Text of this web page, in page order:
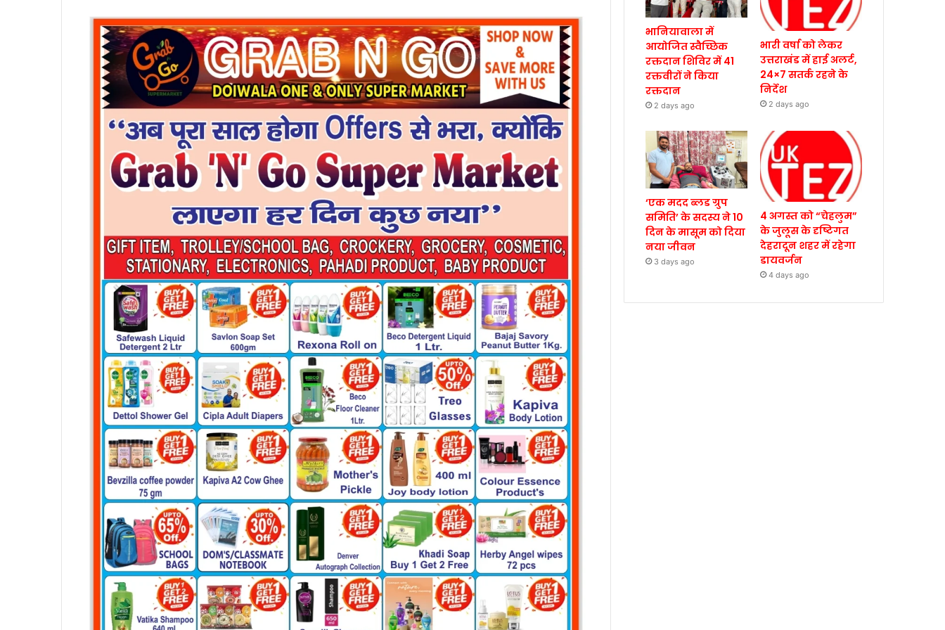
भानियावाला में
आयोजित स्वैच्छिक
रक्तदान शिविर में 41
रक्तवीरों ने किया
रक्तदान
2 days ago
भारी वर्षा को लेकर
उत्तराखंड में हाई अलर्ट,
24×7 सतर्क रहने के
निर्देश
2 days ago
‘एक मदद ब्लड ग्रुप
समिति’ के सदस्य ने 10
दिन के मासूम को दिया
नया जीवन
3 days ago
4 अगस्त को “चेहलुम”
के जुलूस के दृष्टिगत
देहरादून शहर में रहेगा
डायवर्जन
4 days ago